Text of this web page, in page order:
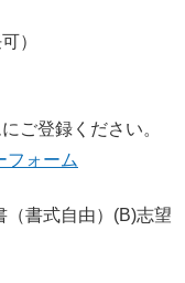
）
ご登録ください。
フォーム
書式自由）(B)志望